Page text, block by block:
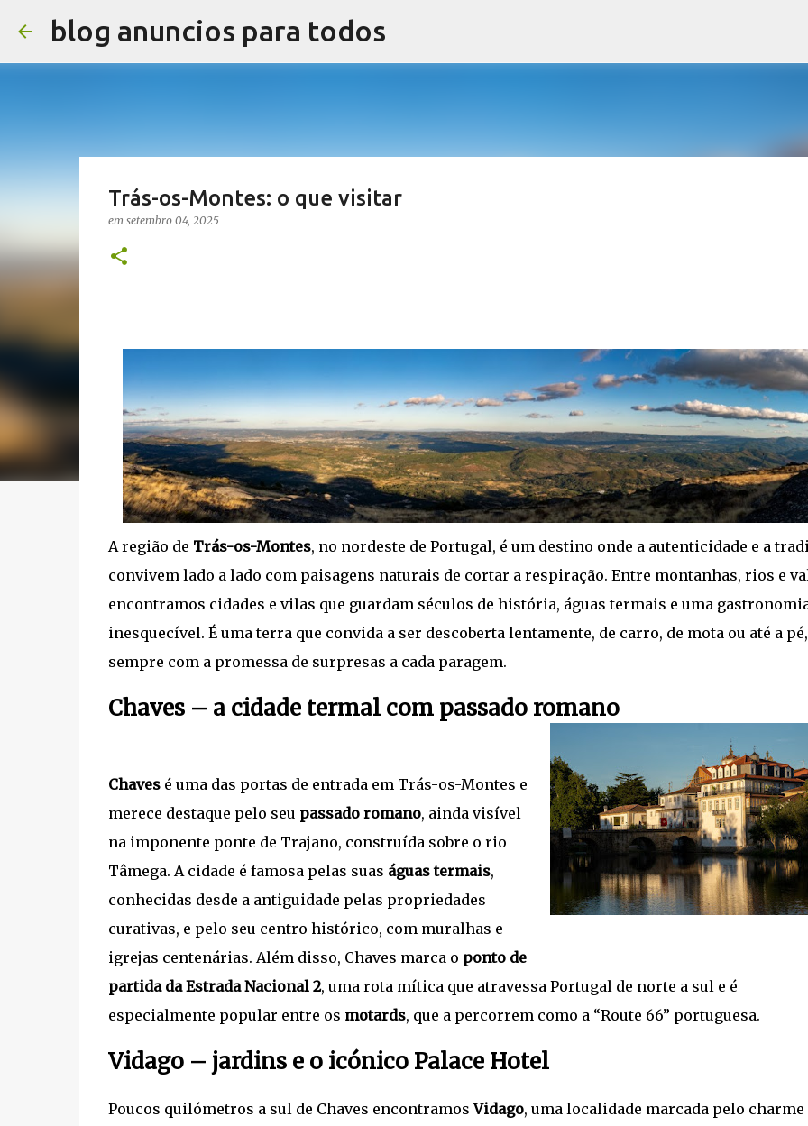
blog anuncios para todos
Trás-os-Montes: o que visitar
em setembro 04, 2025
A região de Trás-os-Montes, no nordeste de Portugal, é um destino onde a autenticidade e a
convivem lado a lado com paisagens naturais de cortar a respiração. Entre montanhas, rios e
encontramos cidades e vilas que guardam séculos de história, águas termais e uma
inesquecível. É uma terra que convida a ser descoberta lentamente, de carro, de mota ou até a pé,
sempre com a promessa de surpresas a cada paragem.
Chaves – a cidade termal com passado romano
Chavesé uma das portas de entrada em Trás-os-Montes e
merece destaque pelo seu passado romano, ainda visível
na imponente ponte de Trajano, construída sobre o rio
Tâmega. A cidade é famosa pelas suas águas termais,
conhecidas desde a antiguidade pelas propriedades
curativas, e pelo seu centro histórico, com muralhas e
igrejas centenárias. Além disso, Chaves marca o ponto de
partida da Estrada Nacional 2, uma rota mítica que atravessa Portugal de norte a sul e é
especialmente popular entre os motards, que a percorrem como a “Route 66” portuguesa.
Vidago – jardins e o icónico Palace Hotel
Poucos quilómetros a sul de Chaves encontramosVidago, uma localidade marcada pelo charme